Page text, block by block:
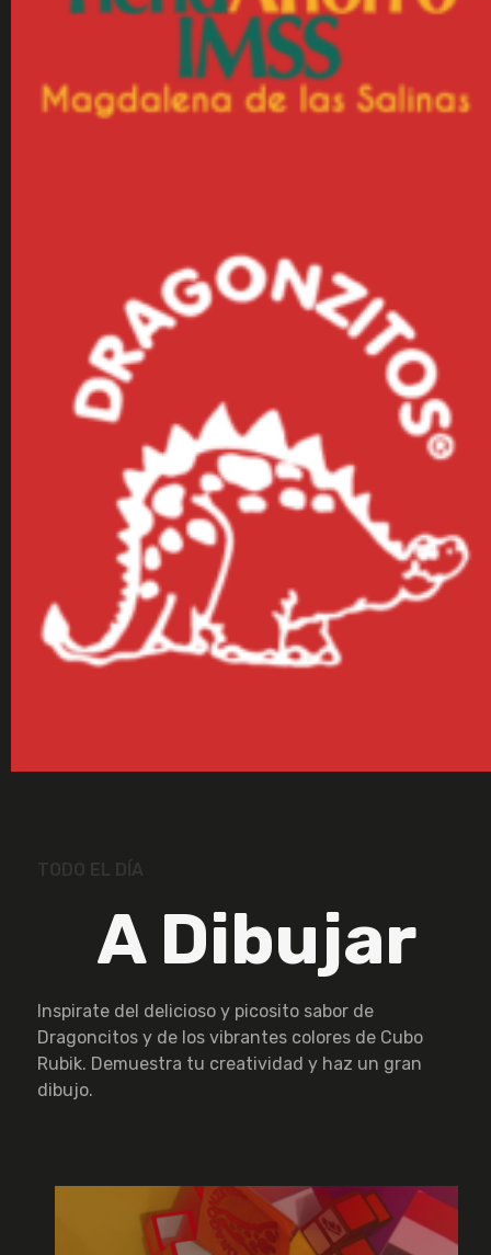
TODO EL DÍA
A Dibujar
Inspirate del delicioso y picosito sabor de
Dragoncitos y de los vibrantes colores de Cubo
Rubik. Demuestra tu creatividad y haz un gran
dibujo.